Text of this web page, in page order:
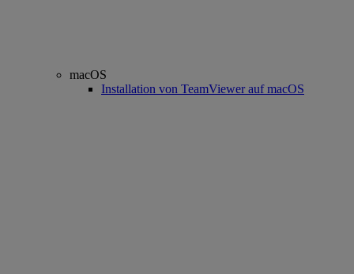
macOS
Installation von TeamViewer auf macOS